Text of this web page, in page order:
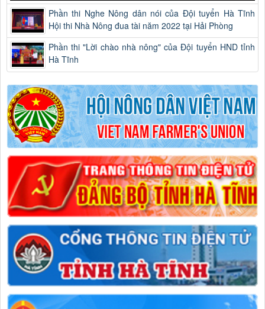
Phần thi Nghe Nông dân nói của Đội tuyển Hà Tĩnh
Hội thi Nhà Nông đua tài năm 2022 tại Hải Phòng
Phần thi "Lời chào nhà nông" của Đội tuyển HND tỉnh
Hà Tĩnh